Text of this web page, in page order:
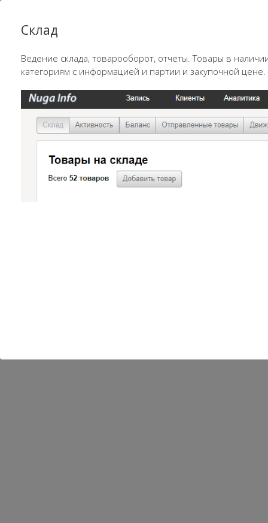
Склад
Ведение склада, товарооборот, отчеты. Товары в
категориям с информацией и партии и закупочной цене.